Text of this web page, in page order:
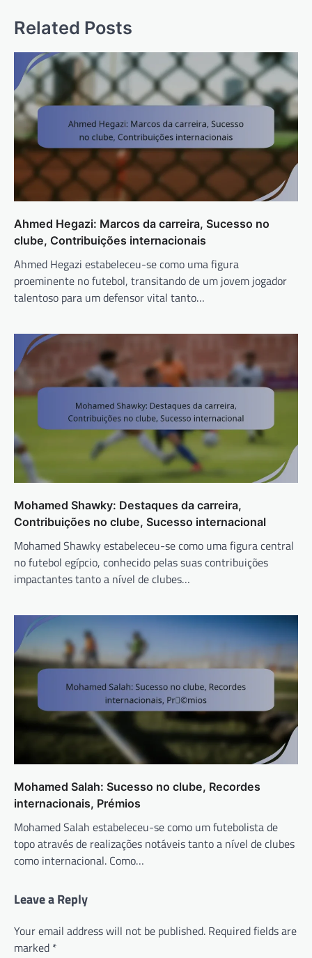
Related Posts
Ahmed Hegazi: Marcos da carreira, Sucesso no
clube, Contribuições internacionais
Ahmed Hegazi estabeleceu-se como uma figura
proeminente no futebol, transitando de um jovem jogador
talentoso para um defensor vital tanto…
Mohamed Shawky: Destaques da carreira,
Contribuições no clube, Sucesso internacional
Mohamed Shawky estabeleceu-se como uma figura central
no futebol egípcio, conhecido pelas suas contribuições
impactantes tanto a nível de clubes…
Mohamed Salah: Sucesso no clube, Recordes
internacionais, Prémios
Mohamed Salah estabeleceu-se como um futebolista de
topo através de realizações notáveis tanto a nível de clubes
como internacional. Como…
Leave a Reply
Your email address will not be published. Required fields are
marked *